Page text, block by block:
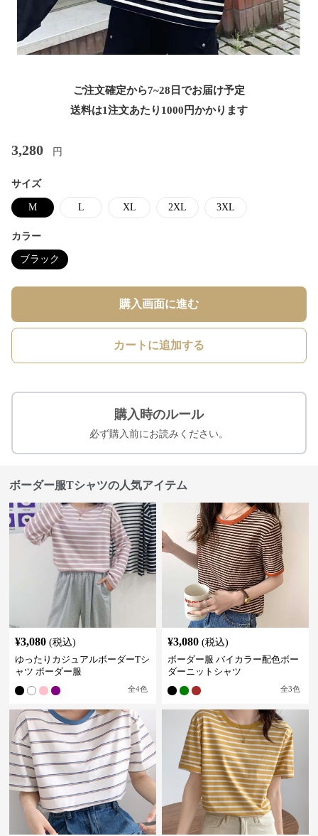
ご注文確定から7~28日でお届け予定
送料は1注文あたり 1000 円かかります
3,280 円
サイズ
M L XL 2XL 3XL
カラー
ブラック
購入画面に進む
カートに追加する
購入時のルール
必ず購入前にお読みください。
ボーダー服Tシャツの人気アイテム
¥3,080 (税込)
ゆったりカジュアルボーダーTシ
ャツ ボーダー服
全4色
¥3,080 (税込)
ボーダー服 バイカラー配色ボー
ダーニットシャツ
全3色